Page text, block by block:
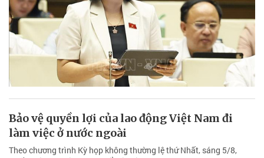
Bảo vệ quyền lợi của lao động Việt Nam đi
làm việc ở nước ngoài
Theo chương trình Kỳ họp không thường lệ thứ Nhất, sáng 5/8,